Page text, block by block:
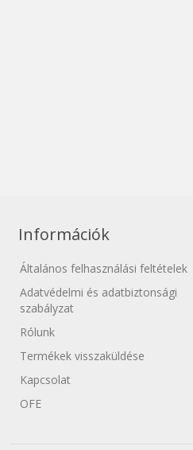
Információk
Általános felhasználási feltételek
Adatvédelmi és adatbiztonsági
szabályzat
Rólunk
Termékek visszaküldése
Kapcsolat
OFE